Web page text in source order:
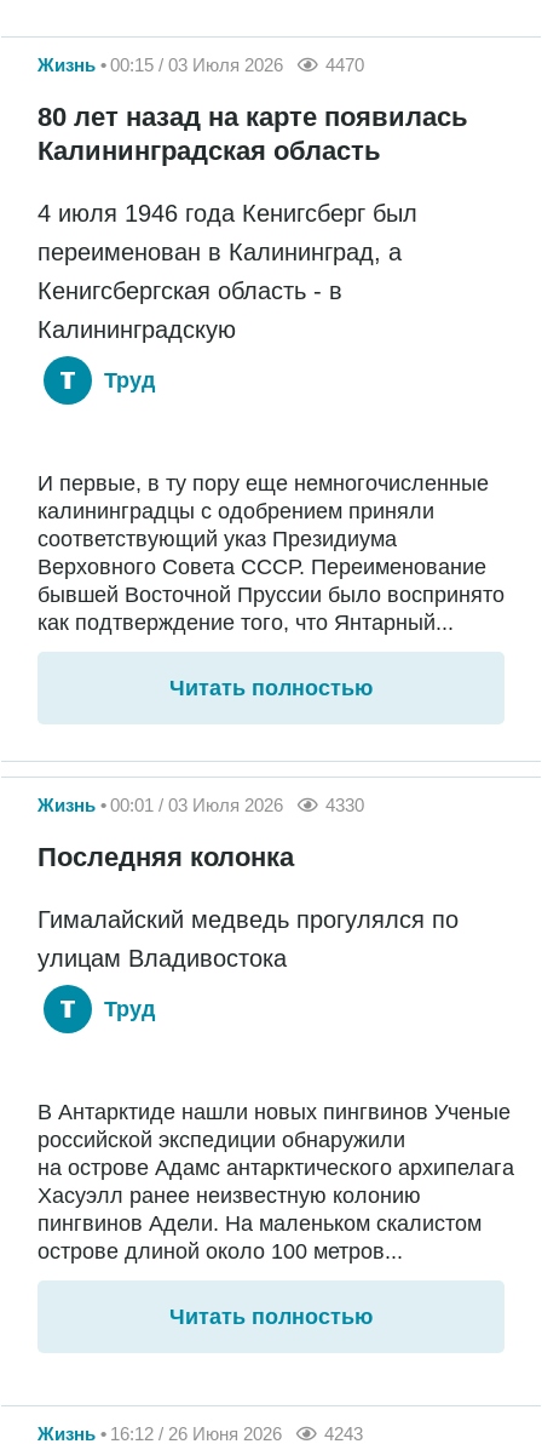
Жизнь 00:15 / 03 Июля 2026 4470
80 лет назад на карте появилась
Калининградская область
4 июля 1946 года Кенигсберг был
переименован в Калининград, а
Кенигсбергская область - в
Калининградскую
Труд
И первые, в ту пору еще немногочисленные
калининградцы с одобрением приняли
соответствующий указ Президиума
Верховного Совета СССР. Переименование
бывшей Восточной Пруссии было воспринято
как подтверждение того, что Янтарный...
Читать полностью
Жизнь 00:01 / 03 Июля 2026 4330
Последняя колонка
Гималайский медведь прогулялся по
улицам Владивостока
Труд
В Антарктиде нашли новых пингвинов Ученые
российской экспедиции обнаружили
на острове Адамс антарктического архипелага
Хасуэлл ранее неизвестную колонию
пингвинов Адели. На маленьком скалистом
острове длиной около 100 метров...
Читать полностью
Жизнь 16:12 / 26 Июня 2026 4243